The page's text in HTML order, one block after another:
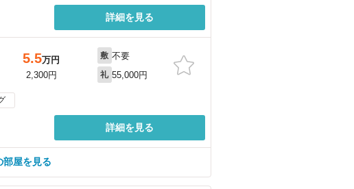
詳細を見る
5.5万円
2,300円
敷 不要
礼 55,000円
詳細を見る
部屋を見る